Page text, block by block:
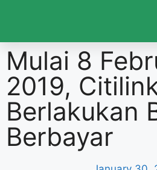
Mulai 8
2019,
Berlakukan
Berbayar